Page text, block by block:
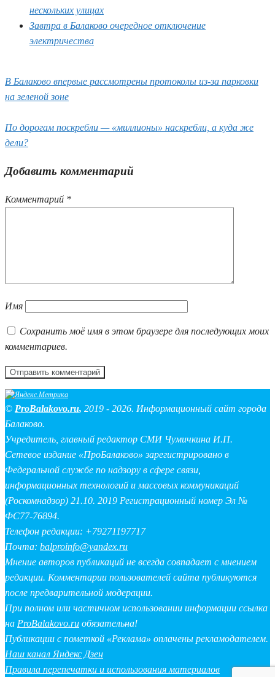
нескольких улицах
Завтра в Балаково очередное отключение
электричества
В Балаково впервые рассмотрены протоколы из-за парковки
на зеленой зоне
По дорогам поскребли — «миллионы» наскребли, а куда же
дели?
Добавить комментарий
Комментарий *
Имя
Сохранить моё имя в этом браузере для последующих моих
комментариев.
© ProBalakovo.ru, 2019 - 2026. Информационный сайт города
Балаково.
Учредитель, главный редактор СМИ Чумичкина И.П.
Сетевое издание «ПроБалаково» зарегистрировано в
Федеральной службе по надзору в сфере связи,
информационных технологий и массовых коммуникаций
(Роскомнадзор) 21.10. 2019 Регистрационный номер Эл №
ФС77-76894.
Телефон редакции: +79271197717
Почта: balproinfo@yandex.ru
Мнение авторов публикаций не всегда совпадает с мнением
редакции. Комментарии пользователей сайта публикуются
после предварительной модерации.
При полном или частичном использовании информации ссылка
на ProBalakovo.ru обязательна!
Публикации с пометкой «Реклама» оплачены рекламодателем.
Наш канал Яндекс Дзен
Правила перепечатки и использования материалов